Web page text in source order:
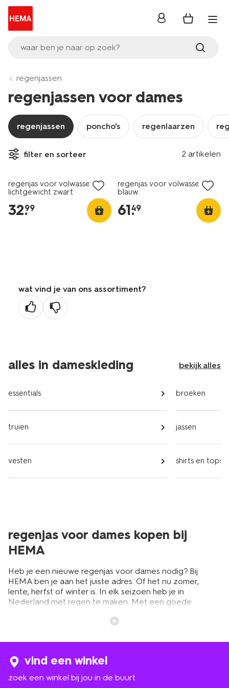
waar ben je naar op zoek?
inloggen
regenjassen
regenjassen voor dames
regenjassen poncho's regenlaarzen
filter en sorteer 2 artikelen
regenjas voor volwassen
lichtgewicht zwart
32.
99
regenjas voor volwassenen
blauw
61.
49
wat vind je van ons assortiment?
alles in dameskleding bekijk alles
essentials
truien
vesten
broeken
jassen
shirts en tops
regenjas voor dames kopen bij
HEMA
Heb je een nieuwe regenjas voor dames nodig? Bij
HEMA ben je aan het juiste adres. Of het nu zomer,
lente, herfst of winter is. In elk seizoen heb je in
Nederland met regen te maken. Met een goede
regenbuien. Zorg daarom dat er altijd eentje op de
uitlaten. Of je kind naar school brengen, boodschappen
regenjassen voor dames online op hema.nl en in onze
winkels.
vind een winkel
zoek een winkel bij jou in de buurt